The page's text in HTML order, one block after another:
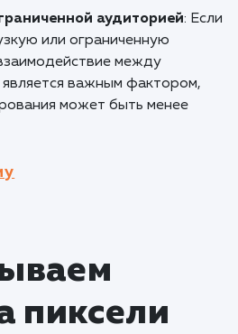
и получать ответы от
что повышает
покупательских
платформы
активному обмену
обучающую среду.
данный